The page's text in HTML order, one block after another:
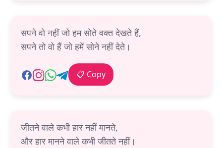
सपने वो नहीं जो हम सोते वक्त देखते हैं,
सपने तो वो हैं जो हमें सोने नहीं देते।
📋 Copy
जीतने वाले कभी हार नहीं मानते,
और हार मानने वाले कभी जीतते नहीं।